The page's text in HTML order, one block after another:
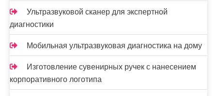
Ультразвуковой сканер для экспертной
диагностики
Мобильная ультразвуковая диагностика на дому
Изготовление сувенирных ручек с нанесением
корпоративного логотипа